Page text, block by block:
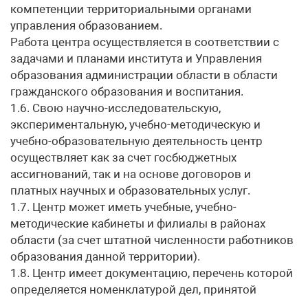
компетенции территориальными органами
управления образованием.
Работа центра осуществляется в соответствии с
задачами и планами института и Управления
образования администрации области в области
гражданского образования и воспитания.
1.6. Свою научно-исследовательскую,
экспериментальную, учебно-методическую и
учебно-образовательную деятельность центр
осуществляет как за счет госбюджетных
ассигнований, так и на основе договоров и
платных научных и образовательных услуг.
1.7. Центр может иметь учебные, учебно-
методические кабинеты и филиалы в районах
области (за счет штатной численности работников
образования данной территории).
1.8. Центр имеет документацию, перечень которой
определяется номенклатурой дел, принятой